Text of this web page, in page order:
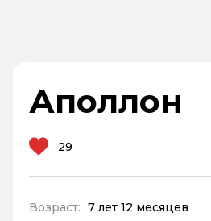
Аполлон
29
Возраст: 7 лет 12 месяцев